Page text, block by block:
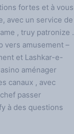
fortes et à vous
avec un service de
, truy patronize .
vers amusement –
et Lashkar-e-
aménager
canaux , avec
passer
à des questions